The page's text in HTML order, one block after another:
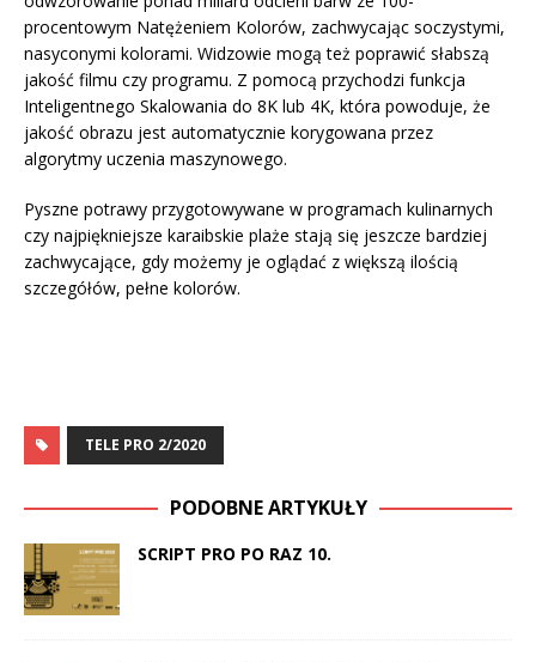
procentowym Natężeniem Kolorów, zachwycając soczystymi,
nasyconymi kolorami. Widzowie mogą też poprawić słabszą
jakość filmu czy programu. Z pomocą przychodzi funkcja
Inteligentnego Skalowania do 8K lub 4K, która powoduje, że
jakość obrazu jest automatycznie korygowana przez
algorytmy uczenia maszynowego.
Pyszne potrawy przygotowywane w programach kulinarnych
czy najpiękniejsze karaibskie plaże stają się jeszcze bardziej
zachwycające, gdy możemy je oglądać z większą ilością
szczegółów, pełne kolorów.
TELE PRO 2/2020
PODOBNE ARTYKUŁY
SCRIPT PRO PO RAZ 10.